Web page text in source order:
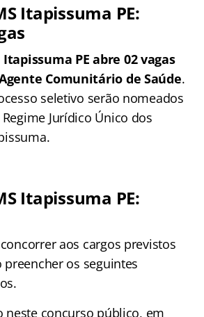
Itapissuma PE:
Itapissuma PE abre 02 vagas
Comunitário de Saúde.
seletivo serão nomeados
Jurídico Único dos
Itapissuma PE:
aos cargos previstos
os seguintes
neste concurso público, em